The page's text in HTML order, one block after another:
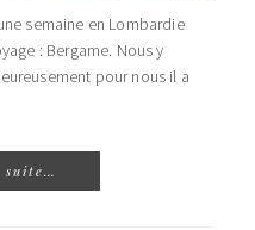
semaine en Lombardie
: Bergame. Nous y
pour nous il a